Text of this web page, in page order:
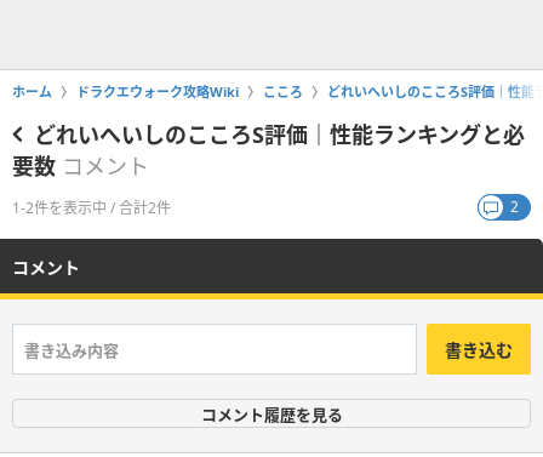
ホーム ドラクエウォーク攻略Wiki こころ どれいへいしのこころS評価｜性能
どれいへいしのこころS評価｜性能ランキングと必
要数 コメント
1-2件を表示中 / 合計2件 2
コメント
書き込む
コメント履歴を見る